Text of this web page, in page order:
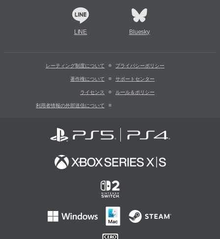
LINE Bluesky
レーティング制度について プライバシーポリシー
著作権について サポートセンター
ライセンス ルール＆ポリシー
利用者情報の外部送信について